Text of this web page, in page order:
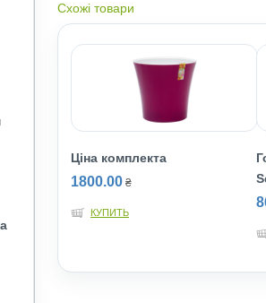
Схожі товари
Ціна комплекта
1800.00 ₴
КУПИТЬ